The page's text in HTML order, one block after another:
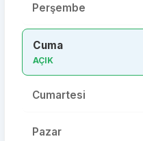
Perşembe
Cuma
AÇIK
Cumartesi
Pazar